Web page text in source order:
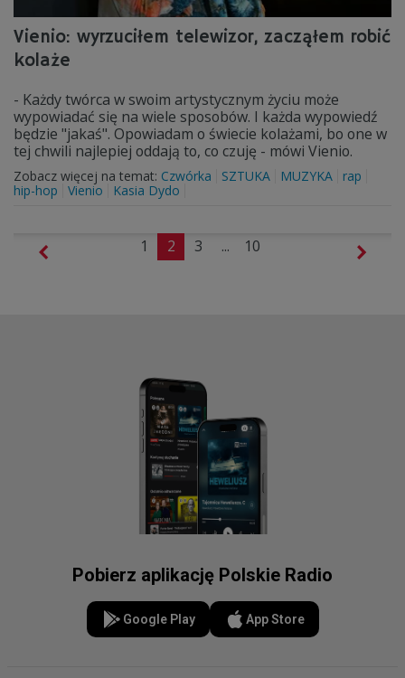
Vienio: wyrzuciłem telewizor, zacząłem robić
kolaże
- Każdy twórca w swoim artystycznym życiu może
wypowiadać się na wiele sposobów. I każda wypowiedź
będzie "jakaś". Opowiadam o świecie kolażami, bo one w
tej chwili najlepiej oddają to, co czuję - mówi Vienio.
Zobacz więcej na temat: Czwórka SZTUKA MUZYKA
rap
hip-hop
Vienio Kasia Dydo
1 2 3 ... 10
Pobierz aplikację Polskie Radio
Google Play App Store